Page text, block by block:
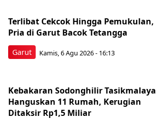
Garut
Terlibat Cekcok Hingga Pemukulan,
Pria di Garut Bacok Tetangga
Kamis, 6 Agu 2026 - 16:13
Kebakaran Sodonghilir Tasikmalaya
Hanguskan 11 Rumah, Kerugian
Ditaksir Rp1,5 Miliar